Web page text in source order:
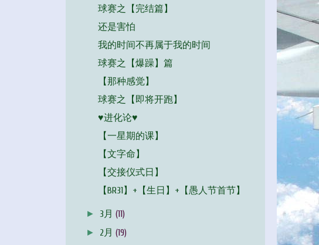
球赛之【完结篇】
还是害怕
我的时间不再属于我的时间
球赛之【爆躁】篇
【那种感觉】
球赛之【即将开跑】
♥进化论♥
【一星期的课】
【文字命】
【交接仪式日】
【BR31】+【生日】+【愚人节首节】
► 3月(11)
► 2月(19)